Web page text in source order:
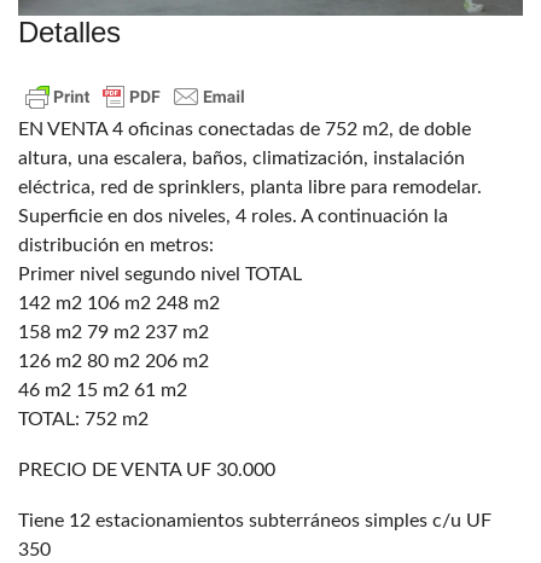
Detalles
EN VENTA 4 oficinas conectadas de 752 m2, de doble
altura, una escalera, baños, climatización, instalación
eléctrica, red de sprinklers, planta libre para remodelar.
Superficie en dos niveles, 4 roles. A continuación la
distribución en metros:
Primer nivel segundo nivel TOTAL
142 m2 106 m2 248 m2
158 m2 79 m2 237 m2
126 m2 80 m2 206 m2
46 m2 15 m2 61 m2
TOTAL: 752 m2
PRECIO DE VENTA UF 30.000
Tiene 12 estacionamientos subterráneos simples c/u UF
350